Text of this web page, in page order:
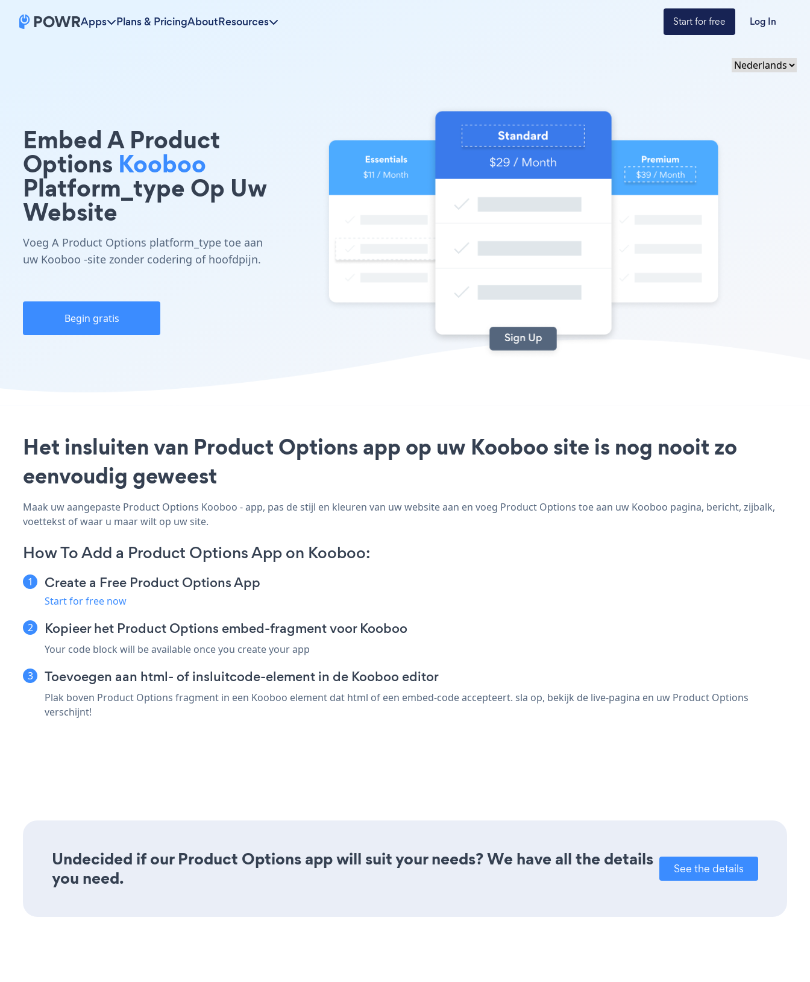
Apps Plans & PricingAboutResources Start for free Log In
Embed A Product
Options Kooboo
Platform_type Op Uw
Website
Voeg A Product Options platform_type toe aan
uw Kooboo -site zonder codering of hoofdpijn.
Begin gratis
Het insluiten van Product Options app op uw Kooboo site is nog nooit zo
eenvoudig geweest
Maak uw aangepaste Product Options Kooboo - app, pas de stijl en kleuren van uw website aan en voeg Product Options toe aan uw Kooboo pagina, bericht, zijbalk,
voettekst of waar u maar wilt op uw site.
How To Add a Product Options App on Kooboo:
Create a Free Product Options App
Start for free now
Kopieer het Product Options embed-fragment voor Kooboo
Your code block will be available once you create your app
Toevoegen aan html- of insluitcode-element in de Kooboo editor
Plak boven Product Options fragment in een Kooboo element dat html of een embed-code accepteert. sla op, bekijk de live-pagina en uw Product Options
verschijnt!
Undecided if our Product Options app will suit your needs? We have all the details
you need.
See the details